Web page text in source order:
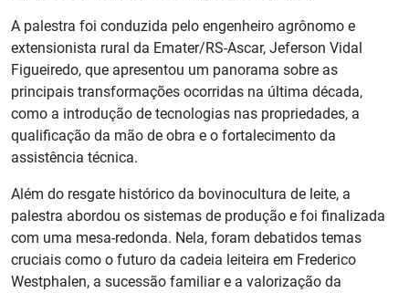
A palestra foi conduzida pelo engenheiro agrônomo e
extensionista rural da Emater/RS-Ascar, Jeferson Vidal
Figueiredo, que apresentou um panorama sobre as
principais transformações ocorridas na última década,
como a introdução de tecnologias nas propriedades, a
qualificação da mão de obra e o fortalecimento da
assistência técnica.
Além do resgate histórico da bovinocultura de leite, a
palestra abordou os sistemas de produção e foi finalizada
com uma mesa-redonda. Nela, foram debatidos temas
cruciais como o futuro da cadeia leiteira em Frederico
Westphalen, a sucessão familiar e a valorização da